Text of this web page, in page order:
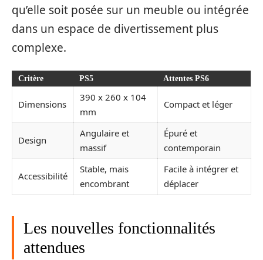
qu’elle soit posée sur un meuble ou intégrée
dans un espace de divertissement plus
complexe.
Critère PS5 Attentes PS6
Dimensions
390 x 260 x 104
mm
Compact et léger
Design
Angulaire et
massif
Épuré et
contemporain
Accessibilité
Stable, mais
encombrant
Facile à intégrer et
déplacer
Les nouvelles fonctionnalités
attendues